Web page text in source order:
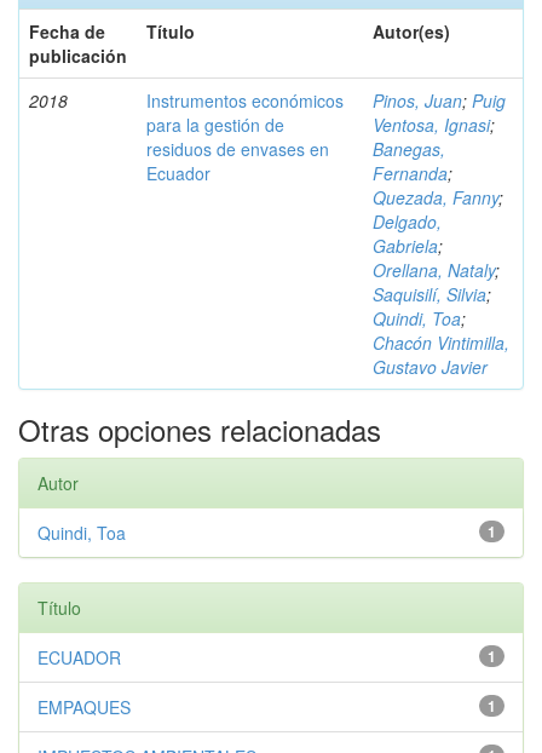
Fecha de
publicación
Título Autor(es)
2018
Instrumentos económicos
para la gestión de
residuos de envases en
Ecuador
Pinos, Juan; Puig
Ventosa, Ignasi;
Banegas,
Fernanda;
Quezada, Fanny;
Delgado,
Gabriela;
Orellana, Nataly;
Saquisilí, Silvia;
Quindi, Toa;
Chacón Vintimilla,
Gustavo Javier
Otras opciones relacionadas
Autor
1
Quindi, Toa
Título
1
ECUADOR
1
EMPAQUES